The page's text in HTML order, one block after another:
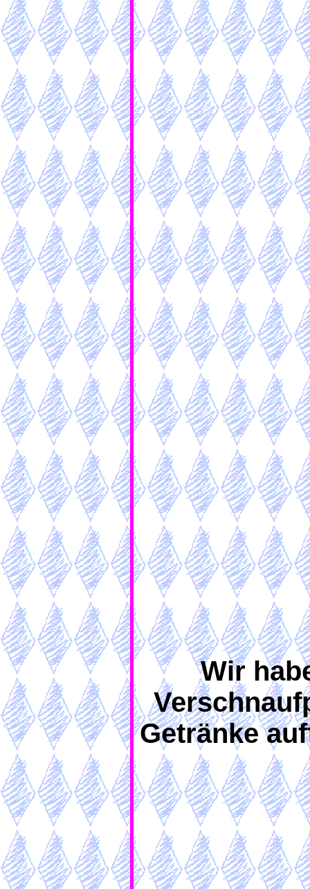
Wir
Getränke